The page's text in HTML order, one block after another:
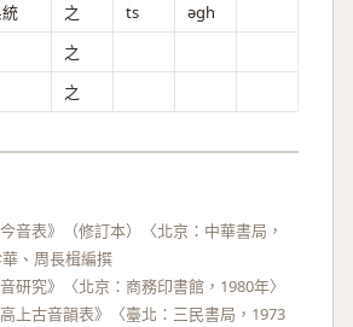
之 ts
əgh
之
之
音表》（修訂本）〈北京：中華書局，
、周長楫編撰
研究》〈北京：商務印書館，1980年〉
上古音韻表》〈臺北：三民書局，1973